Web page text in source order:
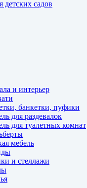
детских садов
и интерьер
банкетки, пуфики
для раздевалок
для туалетных комнат
мебель
и стеллажи